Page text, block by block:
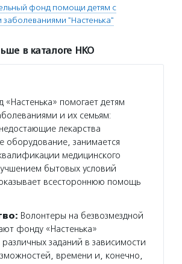
фонд помощи детям с
"Настенька"
в каталоге НКО
«Настенька» помогает детям
и их семьям:
лекарства
оборудование, занимается
медицинского
бытовых условий
всестороннюю помощь
Волонтеры на безвозмездной
фонду «Настенька»
заданий в зависимости
времени и, конечно,